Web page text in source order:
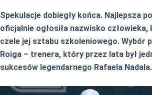
Spekulacje dobiegły końca. Najlepsza
oficjalnie ogłosiła nazwisko
czele jej sztabu szkoleniowego. Wybór
Roiga – trenera, który przez lata był
sukcesów legendarnego Rafaela Nadala.